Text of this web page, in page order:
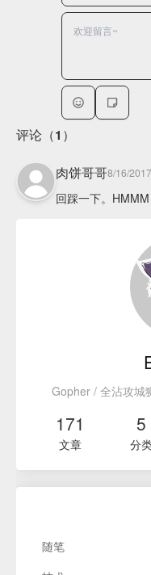
评论（1）
肉饼哥哥8/16/
回踩一下。HMMM
Gopher / 全沾攻城
171
文章
5
分
随笔